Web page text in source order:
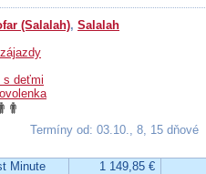
(Salalah), Salalah
s deťmi
Termíny od: 03.10., 8, 15 dňové
Minute
1 149,85 €